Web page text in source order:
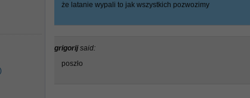
że latanie wypali to jak wszystkich pozwozimy
grigorijsaid:
poszło